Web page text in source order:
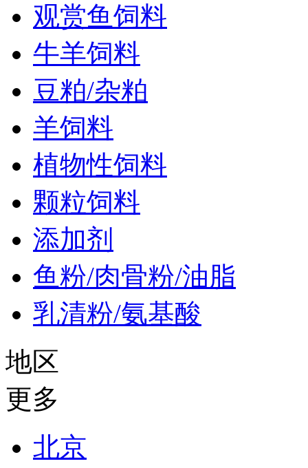
观赏鱼饲料
牛羊饲料
豆粕/杂粕
羊饲料
植物性饲料
颗粒饲料
添加剂
鱼粉/肉骨粉/油脂
乳清粉/氨基酸
地区
更多
北京